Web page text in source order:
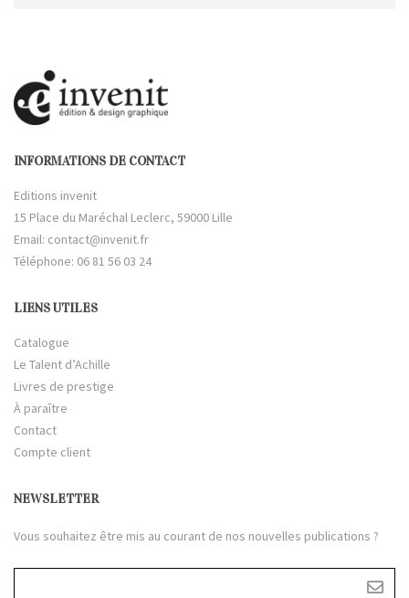
INFORMATIONS DE CONTACT
Editions invenit
15 Place du Maréchal Leclerc, 59000 Lille
Email: contact@invenit.fr
Téléphone: 06 81 56 03 24
LIENS UTILES
Catalogue
Le Talent d’Achille
Livres de prestige
À paraître
Contact
Compte client
NEWSLETTER
Vous souhaitez être mis au courant de nos nouvelles publications ?